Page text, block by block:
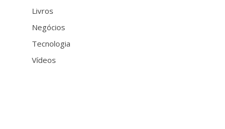
Livros
Negócios
Tecnologia
Vídeos